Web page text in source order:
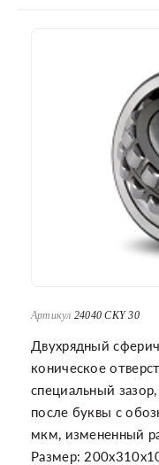
Артикул 24040 CKY 30
Двухрядный
коническое
специальный
после буквы с
мкм, измененный
Размер: